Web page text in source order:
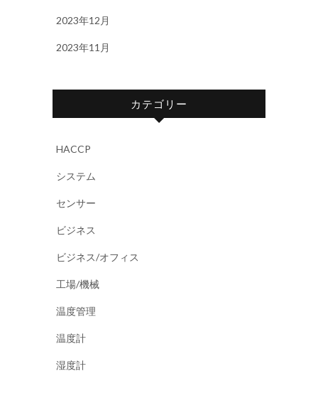
2023年12月
2023年11月
カテゴリー
HACCP
システム
センサー
ビジネス
ビジネス/オフィス
工場/機械
温度管理
温度計
湿度計